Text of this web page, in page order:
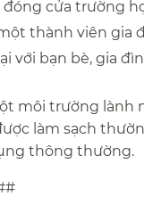
đóng cửa trường
thành viên gia
với bạn bè, gia
môi trường lành
làm sạch
thông thường.​​